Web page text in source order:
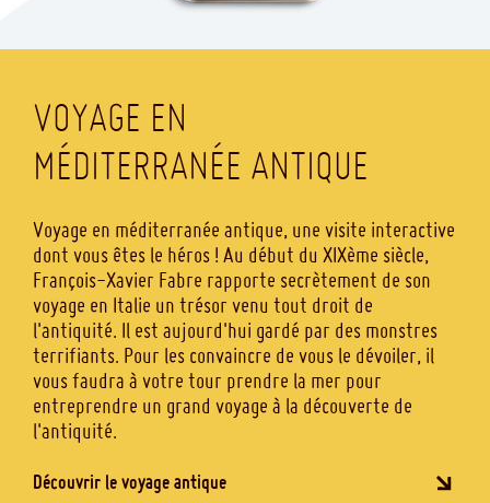
VOYAGE EN
MÉDITERRANÉE ANTIQUE
Voyage en méditerranée antique, une visite interactive
dont vous êtes le héros ! Au début du XIXème siècle,
François-Xavier Fabre rapporte secrètement de son
voyage en Italie un trésor venu tout droit de
l'antiquité. Il est aujourd'hui gardé par des monstres
terrifiants. Pour les convaincre de vous le dévoiler, il
vous faudra à votre tour prendre la mer pour
entreprendre un grand voyage à la découverte de
l'antiquité.
Découvrir le voyage antique